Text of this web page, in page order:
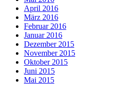
April 2016
März 2016
Februar 2016
Januar 2016
Dezember 2015
November 2015
Oktober 2015
Juni 2015
Mai 2015